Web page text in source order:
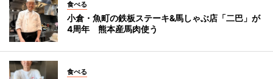
食べる
小倉・魚町の鉄板ステーキ&馬しゃぶ店「二巴」が
4周年 熊本産馬肉使う
食べる